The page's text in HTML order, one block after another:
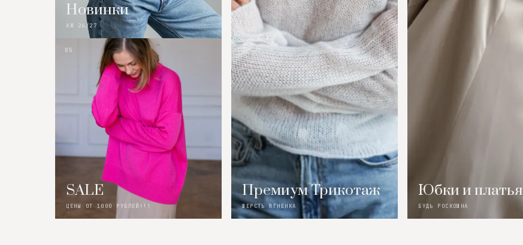
Новинки
AW 26/27
05
SALE
ЦЕНЫ ОТ 1000 РУБЛЕЙ!!!
Премиум Трикотаж
ШЕРСТЬ ЯГНЕНКА
Юбки и платья
БУДЬ РОСКОШНА